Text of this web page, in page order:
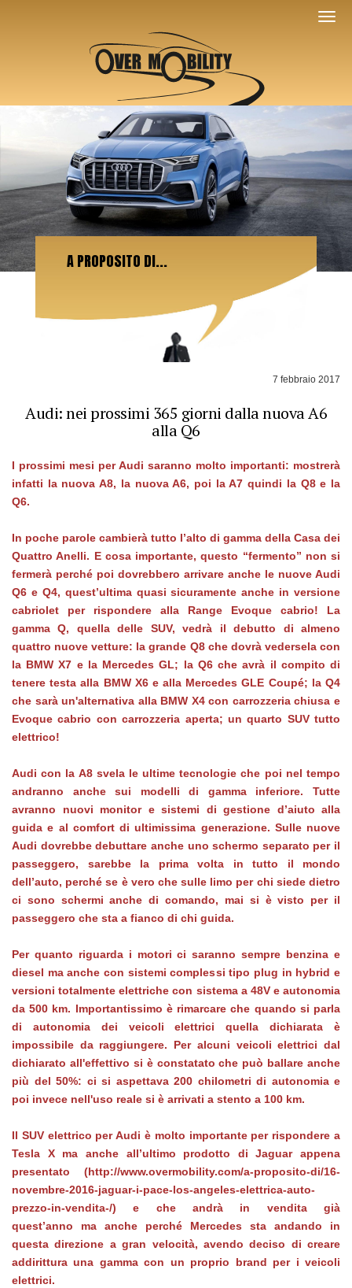
A PROPOSITO DI...
7 febbraio 2017
Audi: nei prossimi 365 giorni dalla nuova A6
alla Q6
I prossimi mesi per Audi saranno molto importanti: mostrerà
infatti la nuova A8, la nuova A6, poi la A7 quindi la Q8 e la
Q6.
In poche parole cambierà tutto l’alto di gamma della Casa dei
Quattro Anelli. E cosa importante, questo “fermento” non si
fermerà perché poi dovrebbero arrivare anche le nuove Audi
Q6 e Q4, quest’ultima quasi sicuramente anche in versione
cabriolet per rispondere alla Range Evoque cabrio! La
gamma Q, quella delle SUV, vedrà il debutto di almeno
quattro nuove vetture: la grande Q8 che dovrà vedersela con
la BMW X7 e la Mercedes GL; la Q6 che avrà il compito di
tenere testa alla BMW X6 e alla Mercedes GLE Coupé; la Q4
che sarà un'alternativa alla BMW X4 con carrozzeria chiusa e
Evoque cabrio con carrozzeria aperta; un quarto SUV tutto
elettrico!
Audi con la A8 svela le ultime tecnologie che poi nel tempo
andranno anche sui modelli di gamma inferiore. Tutte
avranno nuovi monitor e sistemi di gestione d’aiuto alla
guida e al comfort di ultimissima generazione. Sulle nuove
Audi dovrebbe debuttare anche uno schermo separato per il
passeggero, sarebbe la prima volta in tutto il mondo
dell’auto, perché se è vero che sulle limo per chi siede dietro
ci sono schermi anche di comando, mai si è visto per il
passeggero che sta a fianco di chi guida.
Per quanto riguarda i motori ci saranno sempre benzina e
diesel ma anche con sistemi complessi tipo plug in hybrid e
versioni totalmente elettriche con sistema a 48V e autonomia
da 500 km. Importantissimo è rimarcare che quando si parla
di autonomia dei veicoli elettrici quella dichiarata è
impossibile da raggiungere. Per alcuni veicoli elettrici dal
dichiarato all'effettivo si è constatato che può ballare anche
più del 50%: ci si aspettava 200 chilometri di autonomia e
poi invece nell'uso reale si è arrivati a stento a 100 km.
Il SUV elettrico per Audi è molto importante per rispondere a
Tesla X ma anche all’ultimo prodotto di Jaguar appena
presentato (http://www.overmobility.com/a-proposito-di/16-
novembre-2016-jaguar-i-pace-los-angeles-elettrica-auto-
prezzo-in-vendita-/) e che andrà in vendita già
quest’anno ma anche perché Mercedes sta andando in
questa direzione a gran velocità, avendo deciso di creare
addirittura una gamma con un proprio brand per i veicoli
elettrici.